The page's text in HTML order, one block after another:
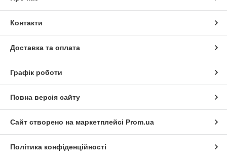
Контакти
Доставка та оплата
Графік роботи
Повна версія сайту
Сайт створено на маркетплейсі Prom.ua
Політика конфіденційності